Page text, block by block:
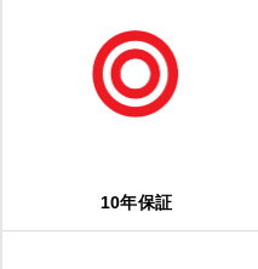
10年保証